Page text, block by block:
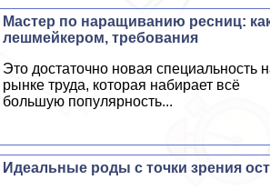
Мастер по наращиванию ресниц:
лешмейкером, требования
Это достаточно новая специальность
рынке труда, которая набирает всё
большую популярность...
Идеальные роды с точки зрения